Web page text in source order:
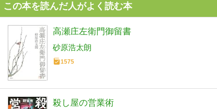
この本を読んだ人がよく読む本
高瀬庄左衛門御留書
砂原浩太朗
1575
殺し屋の営業術